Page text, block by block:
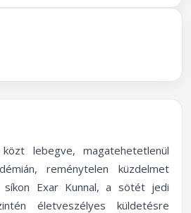
lebegve, magatehetetlenül
reménytelen küzdelmet
Exar Kunnal, a sötét jedi
életveszélyes küldetésre